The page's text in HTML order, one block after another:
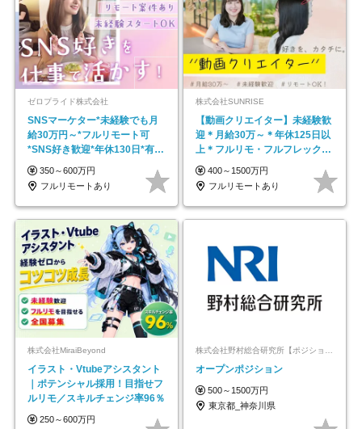
ゼロプライド株式会社
SNSマーケター*未経験でも月
給30万円～*フルリモート可
*SNS好き歓迎*年休130日*有休
取得率100%
350～600万円
フルリモートあり
株式会社SUNRISE
【動画クリエイター】未経験歓
迎＊月給30万～＊年休125日以
上＊フルリモ・フルフレックス
◆10名の採用が決定◆
400～1500万円
フルリモートあり
株式会社MiraiBeyond
イラスト・Vtubeアシスタント
｜ポテンシャル採用！目指せフ
ルリモ／スキルチェンジ率96％
250～600万円
株式会社野村総合研究所【ポジションマッチ登録】
オープンポジション
500～1500万円
東京都_神奈川県